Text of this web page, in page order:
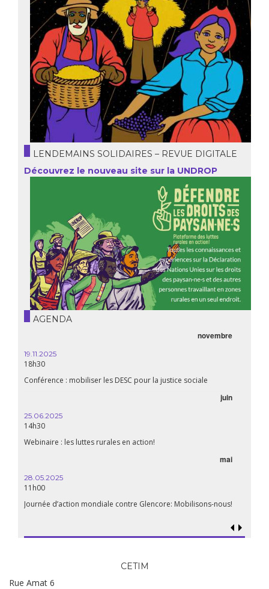
LENDEMAINS SOLIDAIRES – REVUE DIGITALE
Découvrez le nouveau site sur la UNDROP
AGENDA
novembre
19.11.2025
18h30
Conférence : mobiliser les DESC pour la justice sociale
juin
25.06.2025
14h30
Webinaire : les luttes rurales en action!
mai
28.05.2025
11h00
Journée d’action mondiale contre Glencore: Mobilisons-nous!
CETIM
Rue Amat 6